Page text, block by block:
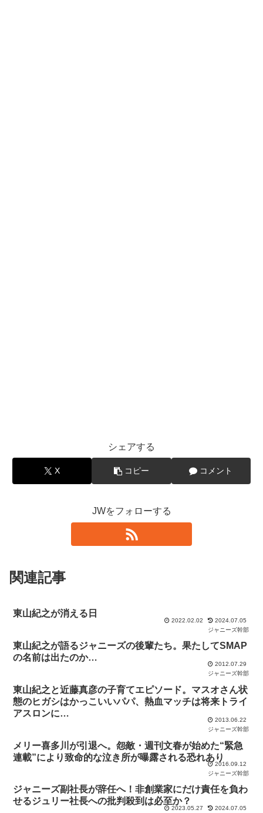
シェアする
X コピー コメント
JWをフォローする
関連記事
東山紀之が消える日
2022.02.02
2024.07.05
ジャニーズ幹部
東山紀之が語るジャニーズの後輩たち。果たしてSMAP
の名前は出たのか…
2012.07.29
ジャニーズ幹部
東山紀之と近藤真彦の子育てエピソード。マスオさん状
態のヒガシはかっこいいパパ、熱血マッチは将来トライ
アスロンに…
2013.06.22
ジャニーズ幹部
メリー喜多川が引退へ。怨敵・週刊文春が始めた“緊急
連載”により致命的な泣き所が曝露される恐れあり
2016.09.12
ジャニーズ幹部
ジャニーズ副社長が辞任へ！非創業家にだけ責任を負わ
せるジュリー社長への批判殺到は必至か？
2023.05.27
2024.07.05